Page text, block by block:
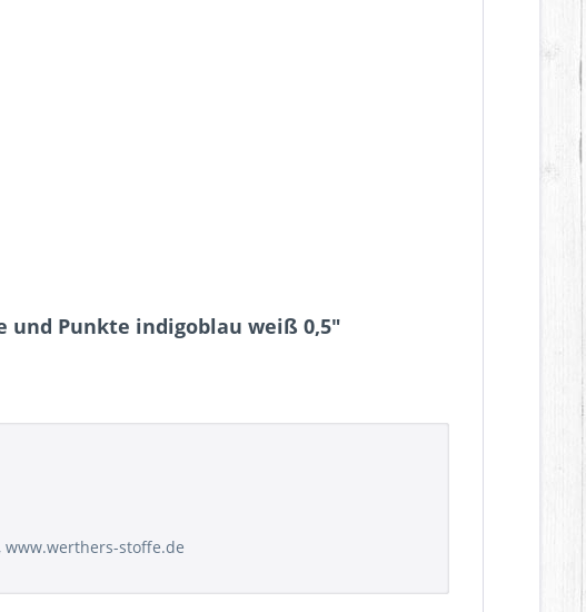
Punkte indigoblau weiß 0,5"
www.werthers-stoffe.de